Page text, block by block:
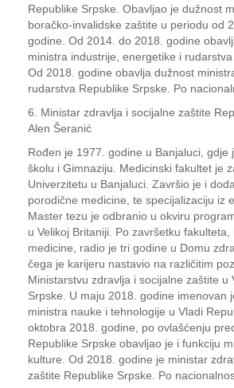
Republike Srpske. Obavljao je dužnost
boračko-invalidske zaštite u periodu od
godine. Od 2014. do 2018. godine
ministra industrije, energetike i rudarstva
Od 2018. godine obavlja dužnost
rudarstva Republike Srpske. Po
6. Ministar zdravlja i socijalne zaštite
Alen Šeranić
Rođen je 1977. godine u Banjaluci, gdje
školu i Gimnaziju. Medicinski fakultet je
Univerzitetu u Banjaluci. Završio je i
porodične medicine, te specijalizaciju iz
Master tezu je odbranio u okviru
u Velikoj Britaniji. Po završetku
medicine, radio je tri godine u Domu
čega je karijeru nastavio na različitim
Ministarstvu zdravlja i socijalne zaštite u
Srpske. U maju 2018. godine imenovan
ministra nauke i tehnologije u Vladi
oktobra 2018. godine, po ovlašćenju
Republike Srpske obavljao je i funkciju
kulture. Od 2018. godine je ministar
zaštite Republike Srpske. Po